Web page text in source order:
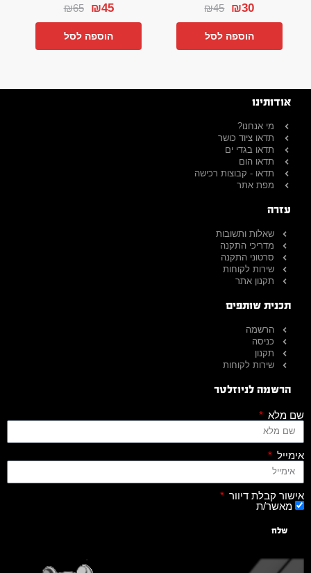
₪45 ₪30
הוספה לסל
₪65 ₪45
הוספה לסל
אודותינו
מי אנחנו?
תדאו ציוד כושר
תדאו בגדי ים
תדאו הום
תדאו - קבוצות רכישה
מפת אתר
עזרה
שאלות ותשובות
מדריכי התקנה
סרטוני התקנה
שירות לקוחות
תקנון אתר
תכנית שותפים
הרשמה
כניסה
תקנון
שירות לקוחות
הרשמה לניוזלטר
שם מלא
אימייל
אישור קבלת דיוור
מאשר/ת
שלח